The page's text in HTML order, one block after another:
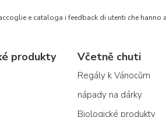
e cataloga i feedback di utenti che
produkty Včetně chuti
Regály k Vánocům
nápady na dárky
Biologické produkty